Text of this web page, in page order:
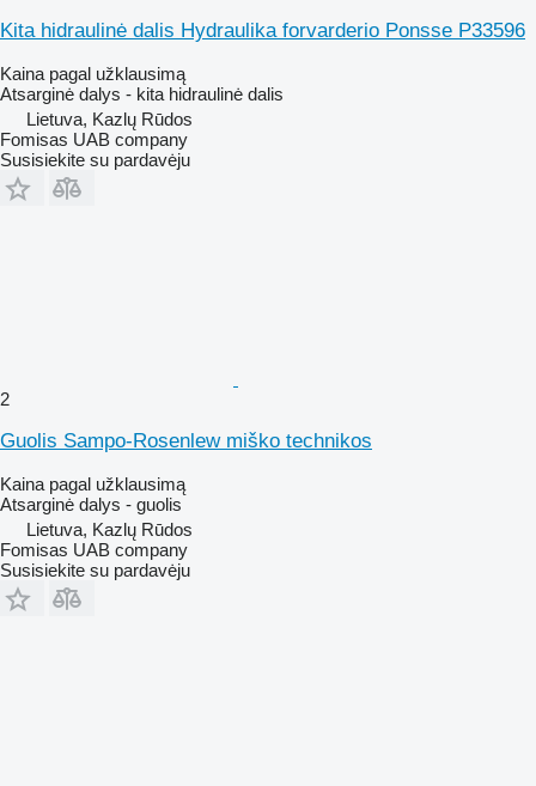
Kita hidraulinė dalis Hydraulika forvarderio Ponsse P33596
Kaina pagal užklausimą
Atsarginė dalys - kita hidraulinė dalis
Lietuva, Kazlų Rūdos
Fomisas UAB company
Susisiekite su pardavėju
2
Guolis Sampo-Rosenlew miško technikos
Kaina pagal užklausimą
Atsarginė dalys - guolis
Lietuva, Kazlų Rūdos
Fomisas UAB company
Susisiekite su pardavėju